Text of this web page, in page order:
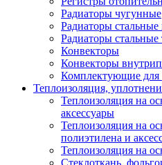
Радиаторы чугунные
Радиаторы
Радиаторы стальные
Конвекторы
Конвекторы
Комплектующие для
Теплоизоляция,
Теплоизоляция на
аксессуары
Теплоизоляция на
полиэтилена и
Теплоизоляция на
Стеклоткань,